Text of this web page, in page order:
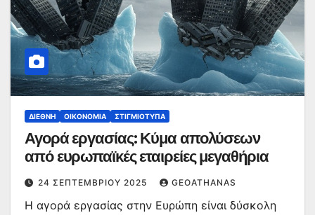
ΔΙΕΘΝΉ ΟΙΚΟΝΟΜΊΑ ΣΤΙΓΜΙΌΤΥΠΑ
Αγορά εργασίας: Κύμα απολύσεων
από ευρωπαϊκές εταιρείες μεγαθήρια
24 ΣΕΠΤΕΜΒΡΊΟΥ 2025 GEOATHANAS
Η αγορά εργασίας στην Ευρώπη είναι δύσκολη